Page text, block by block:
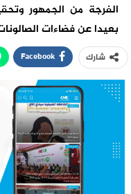
الفرجة من الجمهور
بعيدا عن فضاءات
شارك Facebook